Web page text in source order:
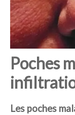
Poches
Les poches